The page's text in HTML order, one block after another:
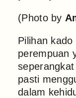
(Photo by
Pilihan
perempuan
pasti
dalam